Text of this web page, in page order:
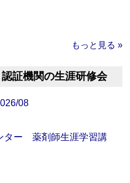
もっと見る »
証機関の生涯研修会
08
ター 薬剤師生涯学習講